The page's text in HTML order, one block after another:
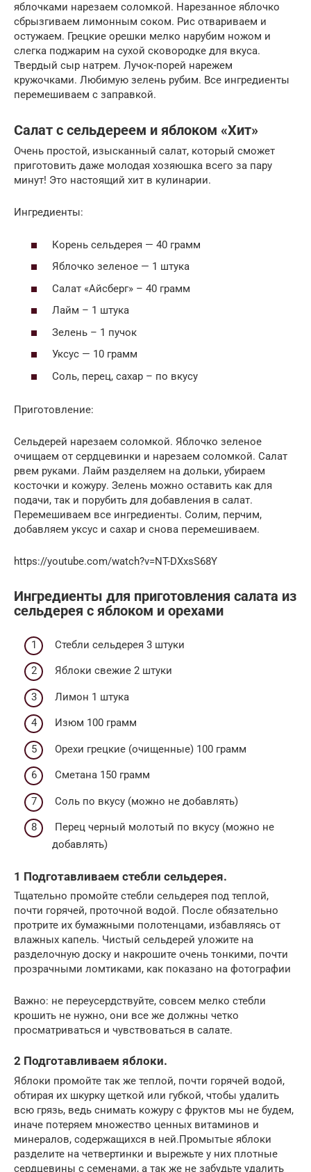
яблочками нарезаем соломкой. Нарезанное яблочко
сбрызгиваем лимонным соком. Рис отвариваем и
остужаем. Грецкие орешки мелко нарубим ножом и
слегка поджарим на сухой сковородке для вкуса.
Твердый сыр натрем. Лучок-порей нарежем
кружочками. Любимую зелень рубим. Все ингредиенты
перемешиваем с заправкой.
Салат с сельдереем и яблоком «Хит»
Очень простой, изысканный салат, который сможет
приготовить даже молодая хозяюшка всего за пару
минут! Это настоящий хит в кулинарии.
Ингредиенты:
Корень сельдерея — 40 грамм
Яблочко зеленое — 1 штука
Салат «Айсберг» – 40 грамм
Лайм – 1 штука
Зелень – 1 пучок
Уксус — 10 грамм
Соль, перец, сахар – по вкусу
Приготовление:
Сельдерей нарезаем соломкой. Яблочко зеленое
очищаем от сердцевинки и нарезаем соломкой. Салат
рвем руками. Лайм разделяем на дольки, убираем
косточки и кожуру. Зелень можно оставить как для
подачи, так и порубить для добавления в салат.
Перемешиваем все ингредиенты. Солим, перчим,
добавляем уксус и сахар и снова перемешиваем.
https://youtube.com/watch?v=NT-DXxsS68Y
Ингредиенты для приготовления салата из
сельдерея с яблоком и орехами
Стебли сельдерея 3 штуки
Яблоки свежие 2 штуки
Лимон 1 штука
Изюм 100 грамм
Орехи грецкие (очищенные) 100 грамм
Сметана 150 грамм
Соль по вкусу (можно не добавлять)
Перец черный молотый по вкусу (можно не
добавлять)
1 Подготавливаем стебли сельдерея.
Тщательно промойте стебли сельдерея под теплой,
почти горячей, проточной водой. После обязательно
протрите их бумажными полотенцами, избавляясь от
влажных капель. Чистый сельдерей уложите на
разделочную доску и накрошите очень тонкими, почти
прозрачными ломтиками, как показано на фотографии
Важно: не переусердствуйте, совсем мелко стебли
крошить не нужно, они все же должны четко
просматриваться и чувствоваться в салате.
2 Подготавливаем яблоки.
Яблоки промойте так же теплой, почти горячей водой,
обтирая их шкурку щеткой или губкой, чтобы удалить
всю грязь, ведь снимать кожуру с фруктов мы не будем,
иначе потеряем множество ценных витаминов и
минералов, содержащихся в ней.Промытые яблоки
разделите на четвертинки и вырежьте у них плотные
сердцевины с семенами, а так же не забудьте удалить